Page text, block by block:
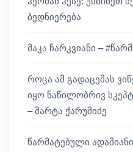
ბედნიერება
მაკა ჩარკვიანი –
როცა ამ გადაცემას
იყო ნაწილობრივ
– მარტა ქარუმიძე
წარმატებული